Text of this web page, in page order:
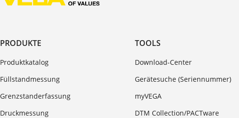
PRODUKTE
Produktkatalog
Füllstandmessung
Grenzstanderfassung
Druckmessung
TOOLS
Download-Center
Gerätesuche (Seriennummer)
myVEGA
DTM Collection/PACTware